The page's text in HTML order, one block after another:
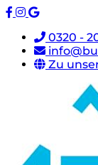
0320 -
Zu